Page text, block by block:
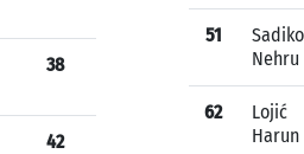
38
42
51
Nehru
62
Lojić
Harun